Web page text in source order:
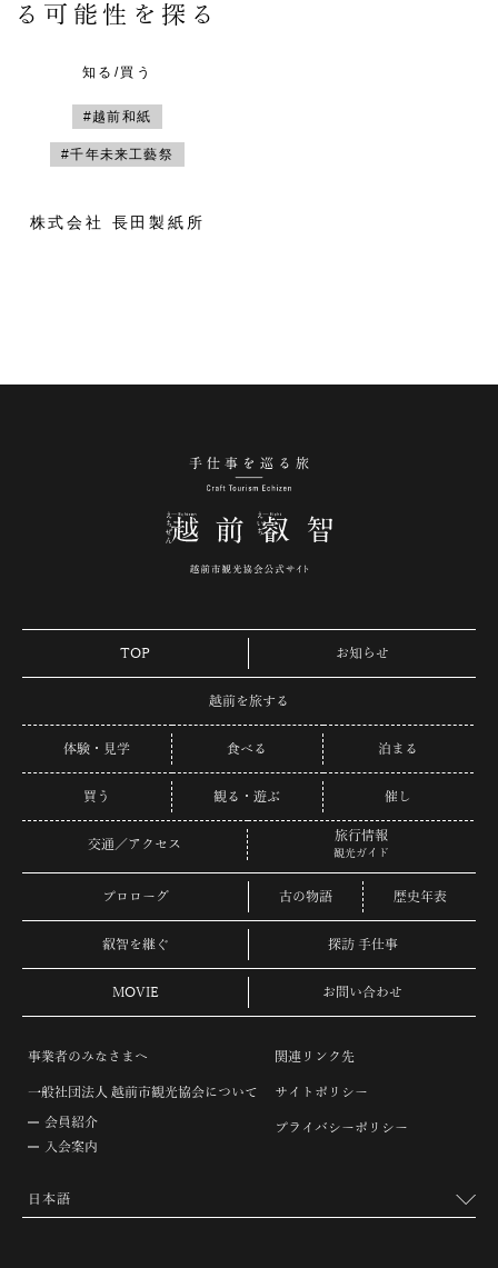
る可能性を探る
知る/買う
#越前和紙
#千年未来工藝祭
株式会社 長田製紙所
TOP お知らせ
越前を旅する
体験・見学 食べる 泊まる
買う 観る・遊ぶ 催し
交通／アクセス
旅行情報
観光ガイド
プロローグ 古の物語 歴史年表
叡智を継ぐ 探訪 手仕事
MOVIE お問い合わせ
事業者のみなさまへ
一般社団法人 越前市観光協会について
会員紹介
入会案内
関連リンク先
サイトポリシー
プライバシーポリシー